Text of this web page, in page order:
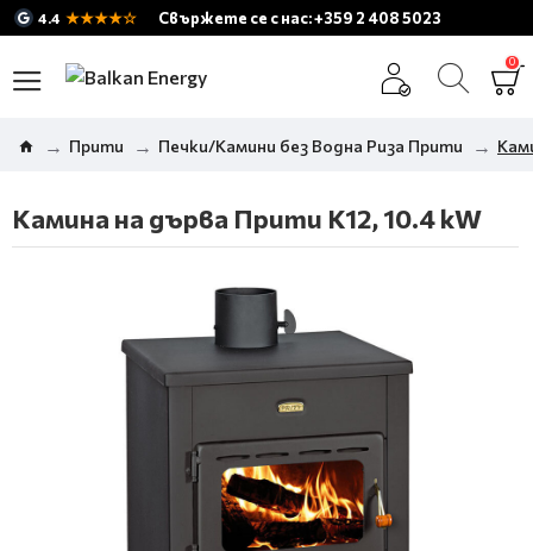
4.4 ★★★★☆ Свържете се с нас: +359 2 408 5023
0
Прити Печки/Камини без Водна Риза Прити
Камина на дърва Прити K12, 10.4 kW